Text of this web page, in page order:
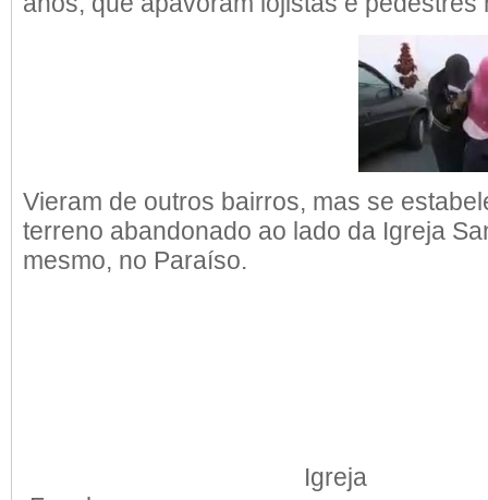
Vieram de outros bairros, mas se
terreno abandonado ao lado da Igreja
mesmo, no Paraíso.